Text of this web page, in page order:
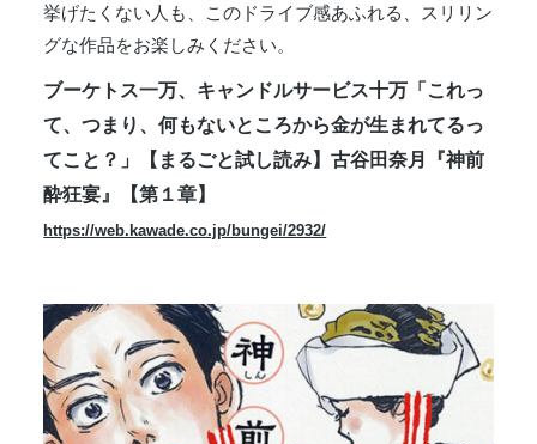
挙げたくない人も、このドライブ感あふれる、スリリン
グな作品をお楽しみください。
ブーケトス一万、キャンドルサービス十万「これっ
て、つまり、何もないところから金が生まれてるっ
てこと？」【まるごと試し読み】古谷田奈月『神前
酔狂宴』【第１章】
https://web.kawade.co.jp/bungei/2932/